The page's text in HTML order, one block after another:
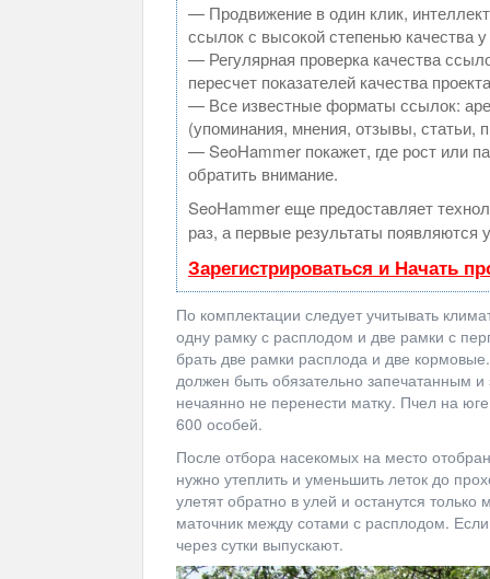
— Продвижение в один клик,
ссылок с высокой степенью качества
— Регулярная проверка качества
пересчет показателей качества
— Все известные форматы ссылок:
(упоминания, мнения, отзывы, статьи,
— SeoHammer покажет, где рост или
обратить внимание.
SeoHammer еще предоставляет
раз, а первые результаты появляются
Зарегистрироваться и Начать
По комплектации следует учитывать
одну рамку с расплодом и две рамки с
брать две рамки расплода и две
должен быть обязательно запечатанным
нечаянно не перенести матку. Пчел на
600 особей.
После отбора насекомых на место
нужно утеплить и уменьшить леток до
улетят обратно в улей и останутся
маточник между сотами с расплодом.
через сутки выпускают.